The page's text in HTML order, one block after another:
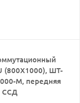
(800X1000), ШТ-
М, передняя
ССД